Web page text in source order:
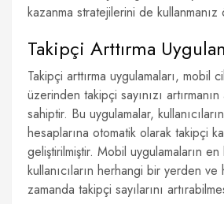
kazanma stratejilerini de kullanmanız
Takipçi Arttırma
Takipçi arttırma uygulamaları, mobil
üzerinden takipçi sayınızı artırmanın
sahiptir. Bu uygulamalar,
hesaplarına otomatik olarak takipçi
geliştirilmiştir. Mobil uygulamaların en
kullanıcıların herhangi bir yerden
zamanda takipçi sayılarını